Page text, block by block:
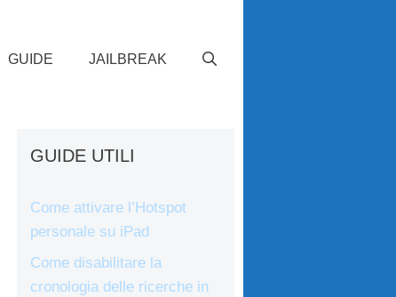
GUIDE JAILBREAK
GUIDE UTILI
Come attivare l’Hotspot
personale su iPad
Come disabilitare la
cronologia delle ricerche in